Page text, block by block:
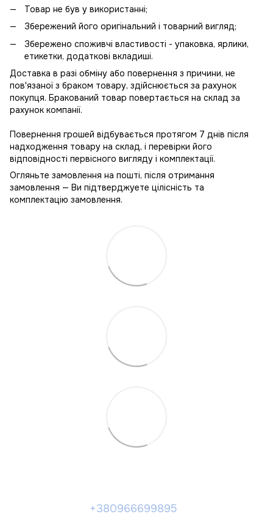
Товар не був у використанні;
Збережений його оригінальний і товарний вигляд;
Збережено споживчі властивості - упаковка, ярлики,
етикетки, додаткові вкладиші.
Доставка в разі обміну або повернення з причини, не
пов'язаної з браком товару, здійснюється за рахунок
покупця. Бракований товар повертається на склад за
рахунок компанії.
Повернення грошей відбувається протягом 7 днів після
надходження товару на склад, і перевірки його
відповідності первісного вигляду і комплектації.
Огляньте замовлення на пошті, після отримання
замовлення — Ви підтверджуете цілісність та
комплектацію замовлення.
+380966699895